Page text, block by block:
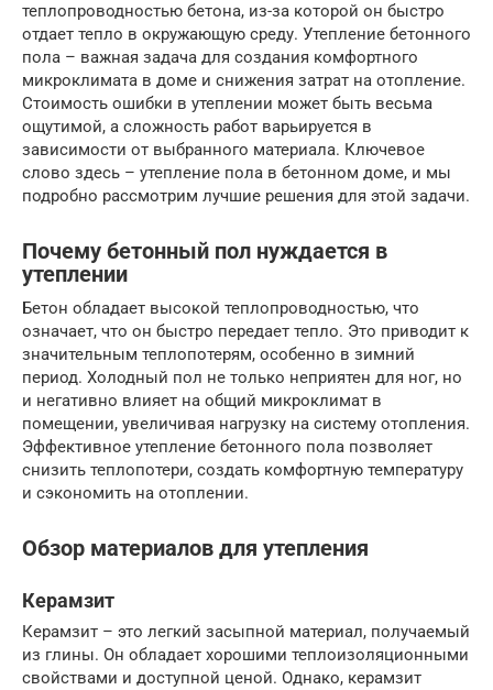
теплопроводностью бетона, из-за которой он быстро
отдает тепло в окружающую среду. Утепление бетонного
пола – важная задача для создания комфортного
микроклимата в доме и снижения затрат на отопление.
Стоимость ошибки в утеплении может быть весьма
ощутимой, а сложность работ варьируется в
зависимости от выбранного материала. Ключевое
слово здесь – утепление пола в бетонном доме, и мы
подробно рассмотрим лучшие решения для этой задачи.
Почему бетонный пол нуждается в
утеплении
Бетон обладает высокой теплопроводностью, что
означает, что он быстро передает тепло. Это приводит к
значительным теплопотерям, особенно в зимний
период. Холодный пол не только неприятен для ног, но
и негативно влияет на общий микроклимат в
помещении, увеличивая нагрузку на систему отопления.
Эффективное утепление бетонного пола позволяет
снизить теплопотери, создать комфортную температуру
и сэкономить на отоплении.
Обзор материалов для утепления
Керамзит
Керамзит – это легкий засыпной материал, получаемый
из глины. Он обладает хорошими теплоизоляционными
свойствами и доступной ценой. Однако, керамзит